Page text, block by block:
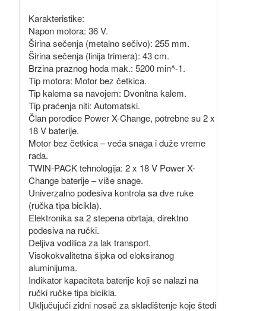
Karakteristike:
Napon motora: 36 V.
Širina sečenja (metalno sečivo): 255 mm.
Širina sečenja (linija trimera): 43 cm.
Brzina praznog hoda mak.: 5200 min^-1.
Tip motora: Motor bez četkica.
Tip kalema sa navojem: Dvonitna kalem.
Tip praćenja niti: Automatski.
Član porodice Power X-Change, potrebne su 2 x
18 V baterije.
Motor bez četkica – veća snaga i duže vreme
rada.
TWIN-PACK tehnologija: 2 x 18 V Power X-
Change baterije – više snage.
Univerzalno podesiva kontrola sa dve ruke
(ručka tipa bicikla).
Elektronika sa 2 stepena obrtaja, direktno
podesiva na ručki.
Deljiva vodilica za lak transport.
Visokokvalitetna šipka od eloksiranog
aluminijuma.
Indikator kapaciteta baterije koji se nalazi na
ručki ručke tipa bicikla.
Uključujući zidni nosač za skladištenje koje štedi